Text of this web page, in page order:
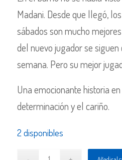
Madani. Desde que llegó,
sábados son mucho
del nuevo jugador se
semana. Pero su mejor
Una emocionante historia
determinación y el cariño.
2 disponibles